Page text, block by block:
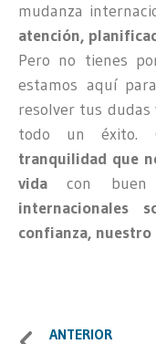
mudanza
atención,
Pero no tienes
estamos aquí
resolver tus
todo un éxito.
tranquilidad que
vidacon
confianza,
ANTERIOR